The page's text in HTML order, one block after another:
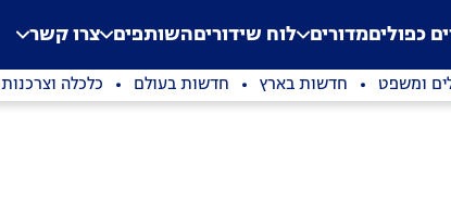
Application error: a
. כפוליםמדורים לוח שידוריםהשותפים צרו קשר
ומשפט חדשות בארץ חדשות בעולם כלכלה וצרכנות